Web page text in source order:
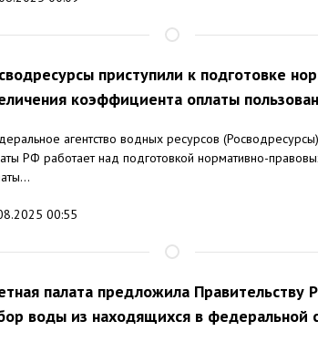
приступили к подготовке
коэффициента оплаты
агентство водных ресурсов
РФ работает над подготовкой нормативно-
00:55
палата предложила Правительству
воды из находящихся в федеральной